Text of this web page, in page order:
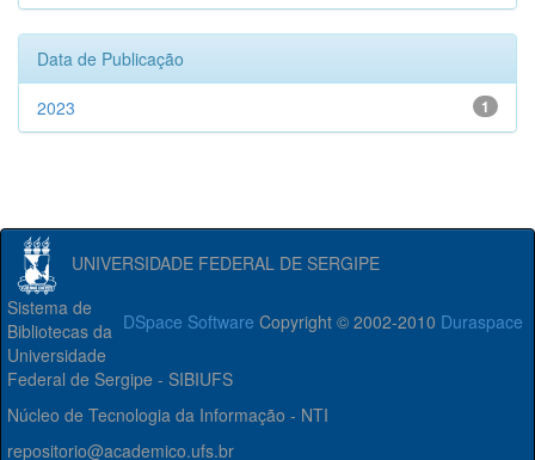
Data de Publicação
1
2023
UNIVERSIDADE FEDERAL DE SERGIPE
DSpace Software Copyright © 2002-2010 Duraspace
Sistema de
Bibliotecas da
Universidade
Federal de Sergipe - SIBIUFS
Núcleo de Tecnologia da Informação - NTI
repositorio@academico.ufs.br